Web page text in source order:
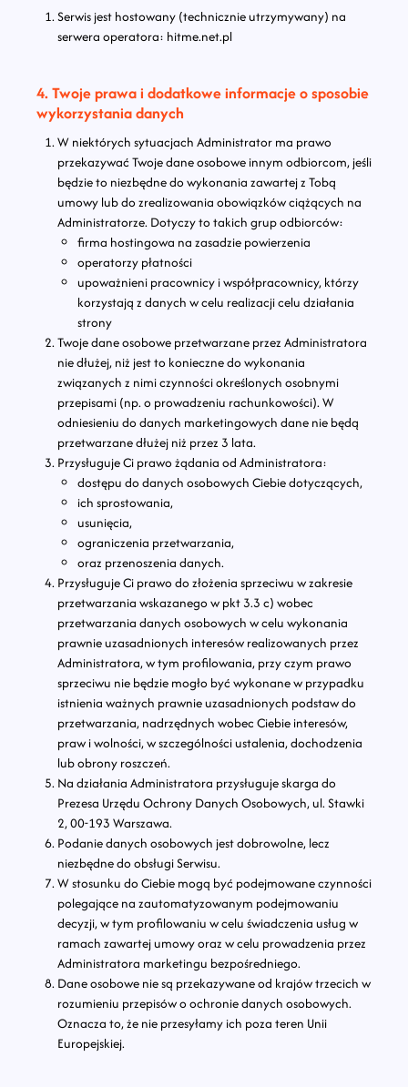
Serwis jest hostowany (technicznie utrzymywany) na
serwera operatora: hitme.net.pl
4. Twoje prawa i dodatkowe informacje o sposobie
wykorzystania danych
W niektórych sytuacjach Administrator ma prawo
przekazywać Twoje dane osobowe innym odbiorcom, jeśli
będzie to niezbędne do wykonania zawartej z Tobą
umowy lub do zrealizowania obowiązków ciążących na
Administratorze. Dotyczy to takich grup odbiorców:
firma hostingowa na zasadzie powierzenia
operatorzy płatności
upoważnieni pracownicy i współpracownicy, którzy
korzystają z danych w celu realizacji celu działania
strony
Twoje dane osobowe przetwarzane przez Administratora
nie dłużej, niż jest to konieczne do wykonania
związanych z nimi czynności określonych osobnymi
przepisami (np. o prowadzeniu rachunkowości). W
odniesieniu do danych marketingowych dane nie będą
przetwarzane dłużej niż przez 3 lata.
Przysługuje Ci prawo żądania od Administratora:
dostępu do danych osobowych Ciebie dotyczących,
ich sprostowania,
usunięcia,
ograniczenia przetwarzania,
oraz przenoszenia danych.
Przysługuje Ci prawo do złożenia sprzeciwu w zakresie
przetwarzania wskazanego w pkt 3.3 c) wobec
przetwarzania danych osobowych w celu wykonania
prawnie uzasadnionych interesów realizowanych przez
Administratora, w tym profilowania, przy czym prawo
sprzeciwu nie będzie mogło być wykonane w przypadku
istnienia ważnych prawnie uzasadnionych podstaw do
przetwarzania, nadrzędnych wobec Ciebie interesów,
praw i wolności, w szczególności ustalenia, dochodzenia
lub obrony roszczeń.
Na działania Administratora przysługuje skarga do
Prezesa Urzędu Ochrony Danych Osobowych, ul. Stawki
2, 00-193 Warszawa.
Podanie danych osobowych jest dobrowolne, lecz
niezbędne do obsługi Serwisu.
W stosunku do Ciebie mogą być podejmowane czynności
polegające na zautomatyzowanym podejmowaniu
decyzji, w tym profilowaniu w celu świadczenia usług w
ramach zawartej umowy oraz w celu prowadzenia przez
Administratora marketingu bezpośredniego.
Dane osobowe nie są przekazywane od krajów trzecich w
rozumieniu przepisów o ochronie danych osobowych.
Oznacza to, że nie przesyłamy ich poza teren Unii
Europejskiej.